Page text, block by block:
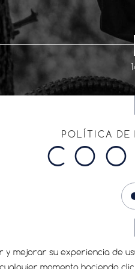
PREGUNTAS FRECUENTES
POLÍTICA DE
mejorar su experiencia de